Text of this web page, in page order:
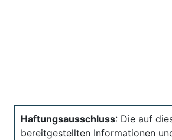
Haftungsausschluss: Die auf
bereitgestellten Informationen